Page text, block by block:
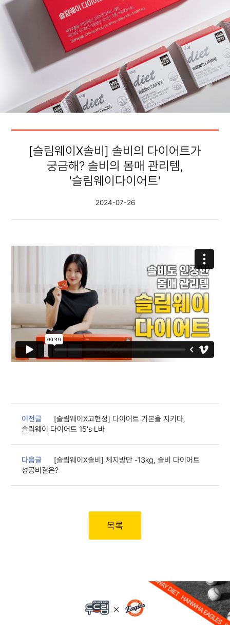
[슬림웨이X솔비] 솔비의 다이어트가
궁금해? 솔비의 몸매 관리템,
'슬림웨이다이어트'
2024-07-26
이전글
[슬림웨이X고현정] 다이어트 기본을 지키다,
슬림웨이 다이어트 15's L바
다음글
[슬림웨이X솔비] 체지방만 -13kg, 솔비 다이어트
성공비결은?
목록